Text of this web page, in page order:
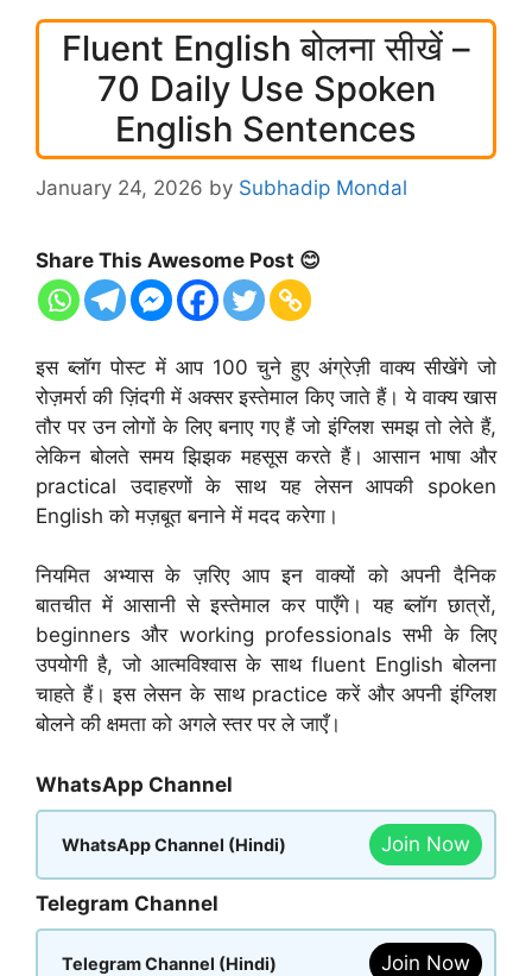
Fluent English बोलना सीखें –
70 Daily Use Spoken
English Sentences
January 24, 2026 by Subhadip Mondal
Share This Awesome Post 😊
इस ब्लॉग पोस्ट में आप 100 चुने हुए अंग्रेज़ी वाक्य सीखेंगे जो
रोज़मर्रा की ज़िंदगी में अक्सर इस्तेमाल किए जाते हैं। ये वाक्य खास
तौर पर उन लोगों के लिए बनाए गए हैं जो इंग्लिश समझ तो लेते हैं,
लेकिन बोलते समय झिझक महसूस करते हैं। आसान भाषा और
practical उदाहरणों के साथ यह लेसन आपकी spoken
English को मज़बूत बनाने में मदद करेगा।
नियमित अभ्यास के ज़रिए आप इन वाक्यों को अपनी दैनिक
बातचीत में आसानी से इस्तेमाल कर पाएँगे। यह ब्लॉग छात्रों,
beginners और working professionals सभी के लिए
उपयोगी है, जो आत्मविश्वास के साथ fluent English बोलना
चाहते हैं। इस लेसन के साथ practice करें और अपनी इंग्लिश
बोलने की क्षमता को अगले स्तर पर ले जाएँ।
WhatsApp Channel
WhatsApp Channel (Hindi) Join Now
Telegram Channel
Telegram Channel (Hindi) Join Now